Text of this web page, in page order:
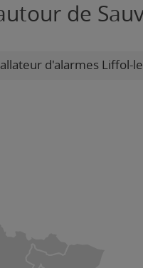
de
d'alarmes Liffol-